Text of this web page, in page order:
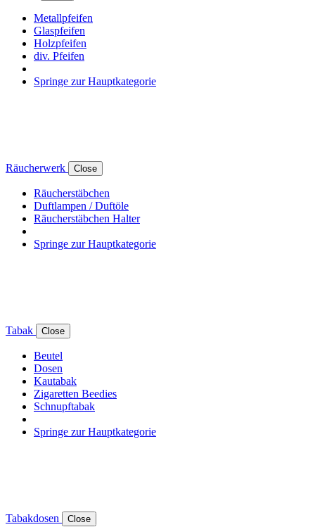
Metallpfeifen
Glaspfeifen
Holzpfeifen
div. Pfeifen
Springe zur Hauptkategorie
Räucherwerk Close
Räucherstäbchen
Duftlampen / Duftöle
Räucherstäbchen Halter
Springe zur Hauptkategorie
Tabak Close
Beutel
Dosen
Kautabak
Zigaretten Beedies
Schnupftabak
Springe zur Hauptkategorie
Tabakdosen Close